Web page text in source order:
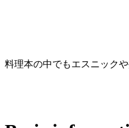
料理本の中でもエスニック